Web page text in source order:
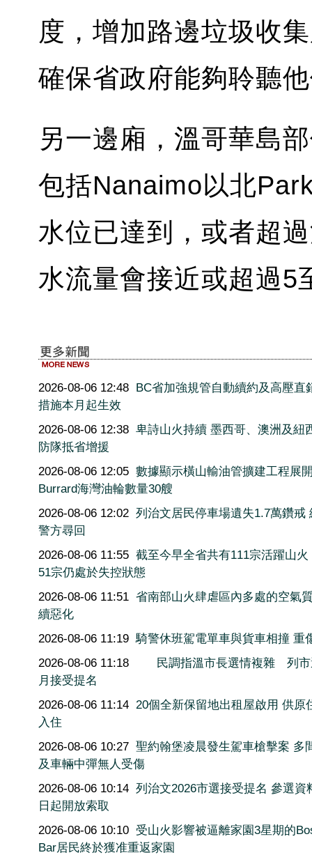
度，增加路邊垃圾收
確保省政府能夠聆聽
另一邊廂，溫哥華島
包括Nanaimo以北
水位已達到，或者超
水流量會接近或超過5
2026-08-06 12:48 BC省加強規管自動續約及高壓直
措施本月起生效
2026-08-06 12:38 卑詩山火持續 墨西哥、澳洲及紐
防隊抵省增援
2026-08-06 12:05 數據顯示橫山輸油管擴建工程展
Burrard海灣油輪數量30艘
2026-08-06 12:02 列治文居民停車場遺失1.7萬鑽戒
警方尋回
2026-08-06 11:55 截至今早全省共有111宗活躍山火
51宗仍處於失控狀態
2026-08-06 11:51 省南部山火肆虐區內多處的空氣
續惡化
2026-08-06 11:19 騎警休班駕電單車與貨車相撞 重
2026-08-06 11:18
民調指溫市長選情複雜 列
月接受提名
2026-08-06 11:14 20個全新保留地出租屋啟用 供原
入住
2026-08-06 10:27 聖約翰堡凌晨發生駕車槍擊案 多
及車輛中彈無人受傷
2026-08-06 10:14 列治文2026市選接受提名 參選資
日起開放索取
2026-08-06 10:10 受山火影響被逼離家園3星期的
Bar居民終於獲准重返家園